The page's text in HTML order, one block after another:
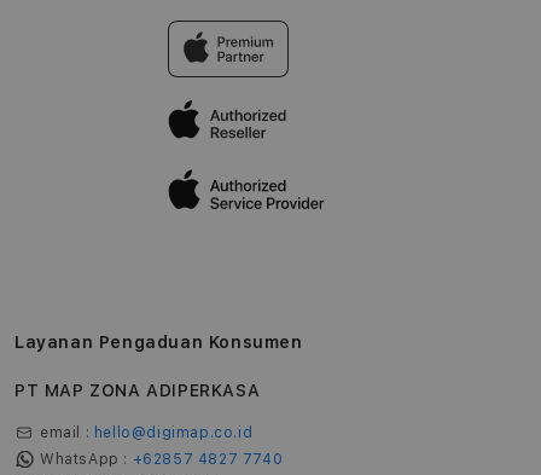
Pembatalan transaksi
Edukasi & Perusahaan
Layanan Pengaduan Konsumen
PT MAP ZONA ADIPERKASA
email : hello@digimap.co.id
WhatsApp : +62857 4827 7740